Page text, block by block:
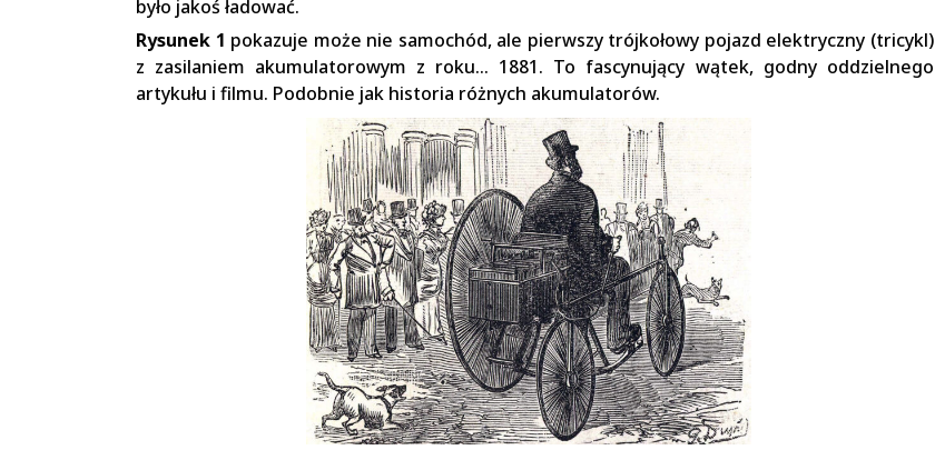
było jakoś ładować.
Rysunek 1 pokazuje może nie samochód, ale pierwszy trójkołowy pojazd elektryczny (tricykl)
z zasilaniem akumulatorowym z roku… 1881. To fascynujący wątek, godny oddzielnego
artykułu i filmu. Podobnie jak historia różnych akumulatorów.